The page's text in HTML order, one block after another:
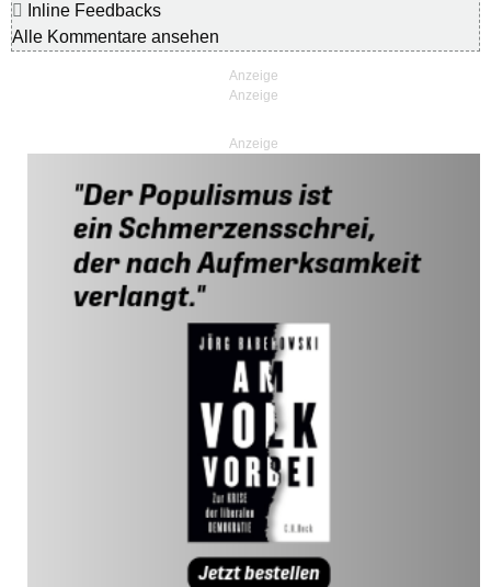
Inline Feedbacks
Alle Kommentare ansehen
Anzeige